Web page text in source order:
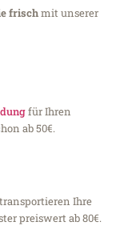
frischmit unserer
für Ihren
ab 50€.
Ihre
preiswert ab 80€.